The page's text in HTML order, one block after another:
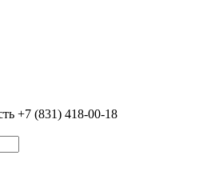
+7 (831) 418-00-18